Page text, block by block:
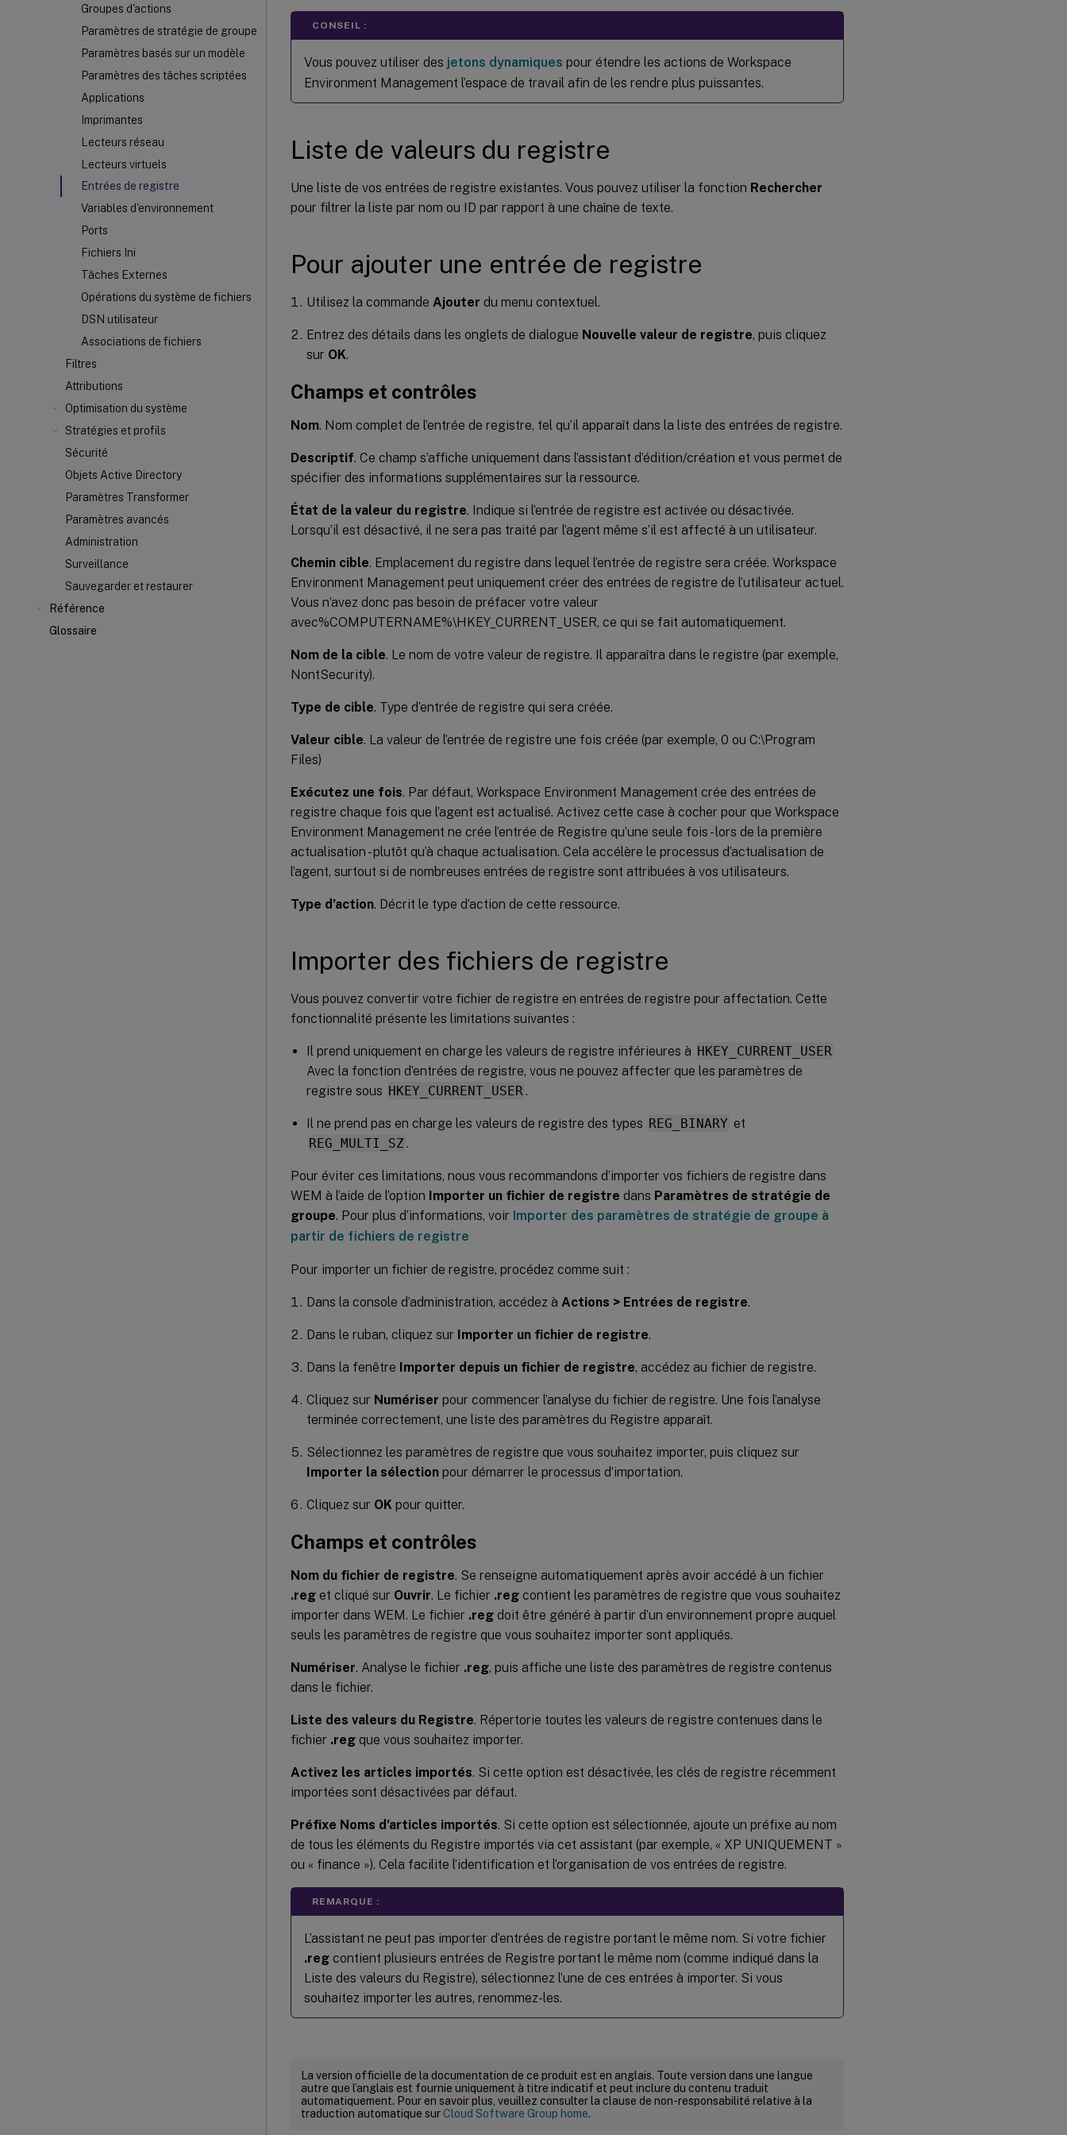
Groupes d'actions
Paramètres de stratégie de groupe
Paramètres basés sur un modèle
Paramètres des tâches scriptées
Applications
Imprimantes
Lecteurs réseau
Lecteurs virtuels
Entrées de registre
Variables d'environnement
Ports
Fichiers Ini
Tâches Externes
Opérations du système de fichiers
DSN utilisateur
Associations de fichiers
Filtres
Attributions
Optimisation du système
Stratégies et profils
Sécurité
Objets Active Directory
Paramètres Transformer
Paramètres avancés
Administration
Surveillance
Sauvegarder et restaurer
Référence
Glossaire
CONSEIL :
Vous pouvez utiliser des jetons dynamiques pour étendre les actions de Workspace
Environment Management l’espace de travail afin de les rendre plus puissantes.
Liste de valeurs du registre
Une liste de vos entrées de registre existantes. Vous pouvez utiliser la fonction Rechercher
pour filtrer la liste par nom ou ID par rapport à une chaîne de texte.
Pour ajouter une entrée de registre
Utilisez la commande Ajouter du menu contextuel.
Entrez des détails dans les onglets de dialogue Nouvelle valeur de registre, puis cliquez
sur OK.
Champs et contrôles
Nom. Nom complet de l’entrée de registre, tel qu’il apparaît dans la liste des entrées de registre.
Descriptif. Ce champ s’affiche uniquement dans l’assistant d’édition/création et vous permet de
spécifier des informations supplémentaires sur la ressource.
État de la valeur du registre. Indique si l’entrée de registre est activée ou désactivée.
Lorsqu’il est désactivé, il ne sera pas traité par l’agent même s’il est affecté à un utilisateur.
Chemin cible. Emplacement du registre dans lequel l’entrée de registre sera créée. Workspace
Environment Management peut uniquement créer des entrées de registre de l’utilisateur actuel.
Vous n’avez donc pas besoin de préfacer votre valeur
avec%COMPUTERNAME%\HKEY_CURRENT_USER, ce qui se fait automatiquement.
Nom de la cible. Le nom de votre valeur de registre. Il apparaîtra dans le registre (par exemple,
NontSecurity).
Type de cible. Type d’entrée de registre qui sera créée.
Valeur cible. La valeur de l’entrée de registre une fois créée (par exemple, 0 ou C:\Program
Files)
Exécutez une fois. Par défaut, Workspace Environment Management crée des entrées de
registre chaque fois que l’agent est actualisé. Activez cette case à cocher pour que Workspace
Environment Management ne crée l’entrée de Registre qu’une seule fois - lors de la première
actualisation - plutôt qu’à chaque actualisation. Cela accélère le processus d’actualisation de
l’agent, surtout si de nombreuses entrées de registre sont attribuées à vos utilisateurs.
Type d’action. Décrit le type d’action de cette ressource.
Importer des fichiers de registre
Vous pouvez convertir votre fichier de registre en entrées de registre pour affectation. Cette
fonctionnalité présente les limitations suivantes :
Il prend uniquement en charge les valeurs de registre inférieures à HKEY_CURRENT_USER
Avec la fonction d’entrées de registre, vous ne pouvez affecter que les paramètres de
registre sous HKEY_CURRENT_USER .
Il ne prend pas en charge les valeurs de registre des types REG_BINARY et
REG_MULTI_SZ .
Pour éviter ces limitations, nous vous recommandons d’importer vos fichiers de registre dans
WEM à l’aide de l’option Importer un fichier de registre dans Paramètres de stratégie de
groupe. Pour plus d’informations, voir Importer des paramètres de stratégie de groupe à
partir de fichiers de registre
Pour importer un fichier de registre, procédez comme suit :
Dans la console d’administration, accédez à Actions > Entrées de registre.
Dans le ruban, cliquez sur Importer un fichier de registre.
Dans la fenêtre Importer depuis un fichier de registre, accédez au fichier de registre.
Cliquez sur Numériser pour commencer l’analyse du fichier de registre. Une fois l’analyse
terminée correctement, une liste des paramètres du Registre apparaît.
Sélectionnez les paramètres de registre que vous souhaitez importer, puis cliquez sur
Importer la sélection pour démarrer le processus d’importation.
Cliquez sur OK pour quitter.
Champs et contrôles
Nom du fichier de registre. Se renseigne automatiquement après avoir accédé à un fichier
.reg et cliqué sur Ouvrir. Le fichier .reg contient les paramètres de registre que vous souhaitez
importer dans WEM. Le fichier .reg doit être généré à partir d’un environnement propre auquel
seuls les paramètres de registre que vous souhaitez importer sont appliqués.
Numériser. Analyse le fichier .reg, puis affiche une liste des paramètres de registre contenus
dans le fichier.
Liste des valeurs du Registre. Répertorie toutes les valeurs de registre contenues dans le
fichier .reg que vous souhaitez importer.
Activez les articles importés. Si cette option est désactivée, les clés de registre récemment
importées sont désactivées par défaut.
Préfixe Noms d’articles importés. Si cette option est sélectionnée, ajoute un préfixe au nom
de tous les éléments du Registre importés via cet assistant (par exemple, « XP UNIQUEMENT »
ou « finance »). Cela facilite l’identification et l’organisation de vos entrées de registre.
REMARQUE :
L’assistant ne peut pas importer d’entrées de registre portant le même nom. Si votre fichier
.reg contient plusieurs entrées de Registre portant le même nom (comme indiqué dans la
Liste des valeurs du Registre), sélectionnez l’une de ces entrées à importer. Si vous
souhaitez importer les autres, renommez-les.
La version officielle de la documentation de ce produit est en anglais. Toute version dans une langue
autre que l’anglais est fournie uniquement à titre indicatif et peut inclure du contenu traduit
automatiquement. Pour en savoir plus, veuillez consulter la clause de non-responsabilité relative à la
traduction automatique surCloud Software Group home.